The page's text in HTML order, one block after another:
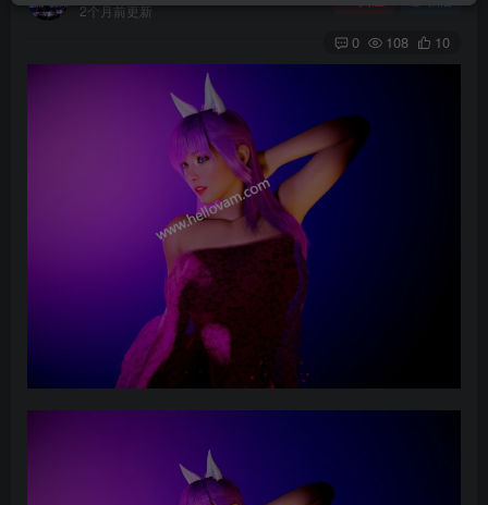
2个月前更新
0 108 10